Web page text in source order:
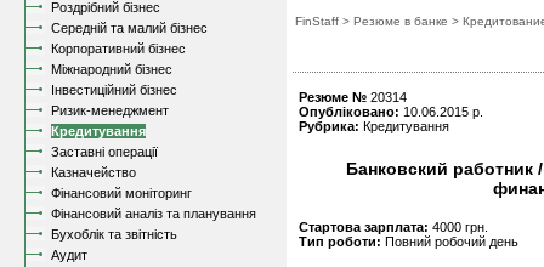
Роздрібний бізнес
Середній та малий бізнес
Корпоративний бізнес
Міжнародний бізнес
Інвестиційний бізнес
Ризик-менеджмент
Кредитування
Заставні операції
Казначейство
Фінансовий моніторинг
Фінансовий аналіз та планування
Бухоблік та звітність
Аудит
FinStaff > Резюме в банке >
Резюме № 20314
Опубліковано: 10.06.2015 р.
Рубрика: Кредитування
Банковский работник
Стартова зарплата: 4000 грн.
Тип роботи: Повний робочий день